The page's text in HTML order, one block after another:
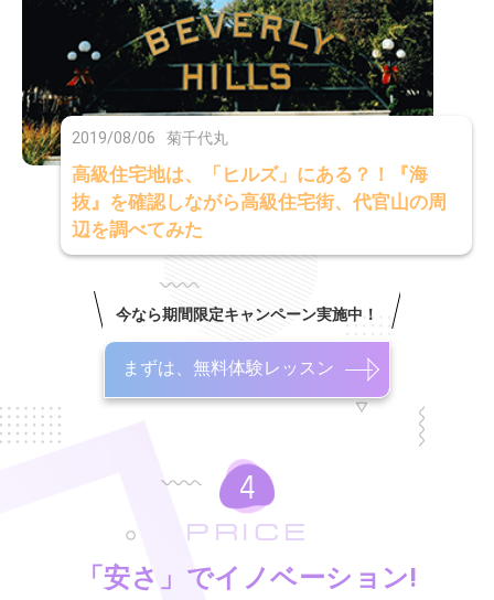
2019/08/06 菊千代丸
高級住宅地は、「ヒルズ」にある？！『海
抜』を確認しながら高級住宅街、代官山の周
辺を調べてみた
今なら期間限定キャンペーン実施中！
まずは、無料体験レッスン
PRICE
「安さ」でイノベーション!